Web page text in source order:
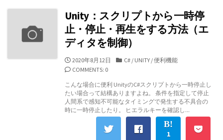
Unity：スクリプトから一時停
止・停止・再生をする方法（エ
ディタを制御）
公
開
2020年8月12日
カ
リ
ー
C#/ UNITY/便利機能
COMMENTS: 0
こんな場合に便利 UnityのC#スクリプトから一時停止し
たい場合って結構ありますよね。 条件を指定して停止
人間系で感知不可能なタイミングで発生する不具合の
時に一時停止したり。 ヒエラルキーを確認し...
1